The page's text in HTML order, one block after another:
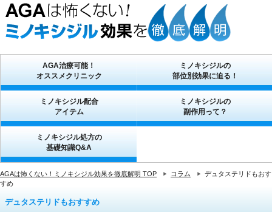
AGA治療可能！
オススメクリニック
ミノキシジルの
部位別効果に迫る！
ミノキシジル配合
アイテム
ミノキシジルの
副作用って？
ミノキシジル処方の
基礎知識Q&A
AGAは怖くない！ミノキシジル効果を徹底解明 TOP コラム
デュタステリドもおす
すめ
デュタステリドもおすすめ